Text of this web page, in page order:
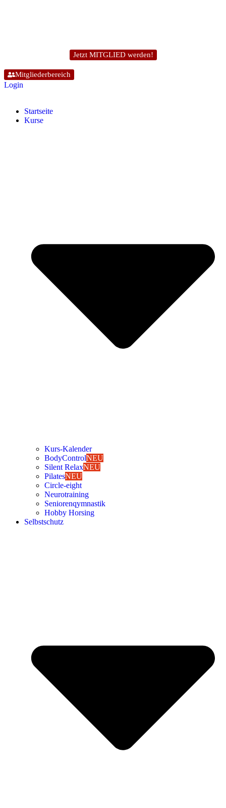
Jetzt MITGLIED werden!
Mitgliederbereich
Login
Start­sei­te
Kur­se
Kurs-Kalen­­der
Body­Con­trolNEU
Silent RelaxNEU
Pila­tesNEU
Cir­cle-eight
Neu­ro­trai­ning
Senio­ren­qym­nas­tik
Hob­by Hor­sing
Selbst­schutz